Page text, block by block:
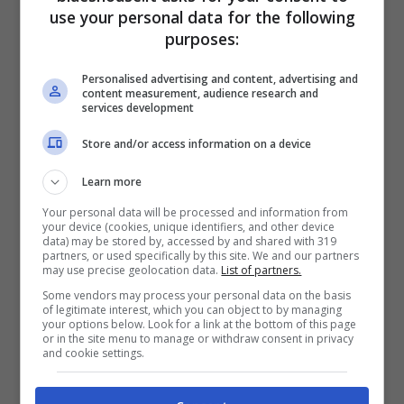
Il motivo è facilmente intuibile. Il giovane,
oltre ad essersi fatto conoscere e apprezzare
nel talent show danzante, ha intrapreso una
relazione con la maestra di ballo Lucrezia
Lando. Un amore, il loro, che parrebbe
proseguire a gonfie vele,come
use your personal data for the following
purposes:
Personalised advertising and content, advertising and
content measurement, audience research and
services development
Store and/or access information on a device
Learn more
Your personal data will be processed and information from
your device (cookies, unique identifiers, and other device
data) may be stored by, accessed by and shared with 319
partners, or used specifically by this site. We and our partners
may use precise geolocation data. List of partners.
Some vendors may process your personal data on the basis
of legitimate interest, which you can object to by managing
your options below. Look for a link at the bottom of this page
or in the site menu to manage or withdraw consent in privacy
and cookie settings.